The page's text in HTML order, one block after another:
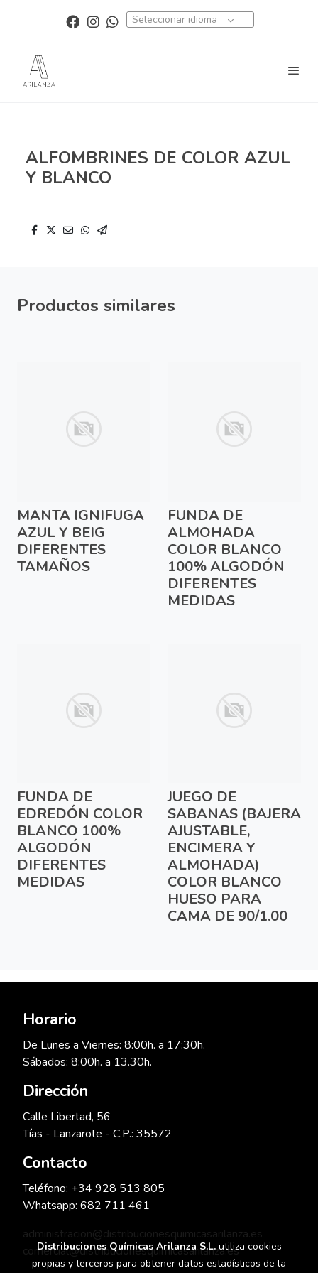
Seleccionar idioma
ALFOMBRINES DE COLOR AZUL
Y BLANCO
Productos similares
MANTA IGNIFUGA
AZUL Y BEIG
DIFERENTES
TAMAÑOS
FUNDA DE
ALMOHADA
COLOR BLANCO
100% ALGODÓN
DIFERENTES
MEDIDAS
FUNDA DE
EDREDÓN COLOR
BLANCO 100%
ALGODÓN
DIFERENTES
MEDIDAS
JUEGO DE
SABANAS (BAJERA
AJUSTABLE,
ENCIMERA Y
ALMOHADA)
COLOR BLANCO
HUESO PARA
CAMA DE 90/1.00
Horario
De Lunes a Viernes: 8:00h. a 17:30h.
Sábados: 8:00h. a 13.30h.
Dirección
Calle Libertad, 56
Tías - Lanzarote - C.P.: 35572
Contacto
Teléfono: +34 928 513 805
Whatsapp: 682 711 461
administracion@distribucionesquimicasarilanza.es
comercial@distribucionesquimicasarilanza.es
Distribuciones Químicas Arilanza S.L.utiliza cookies
propias y terceros para obtener datos estadísticos de la